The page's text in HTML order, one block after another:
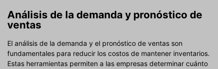
Análisis de la demanda y pronóstico de
ventas
El análisis de la demanda y el pronóstico de ventas son
fundamentales para reducir los costos de mantener inventarios.
Estas herramientas permiten a las empresas determinar cuánto